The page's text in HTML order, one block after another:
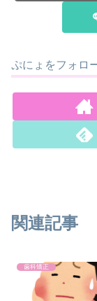
ぷにょをフォロ
関連記事
歯科矯正